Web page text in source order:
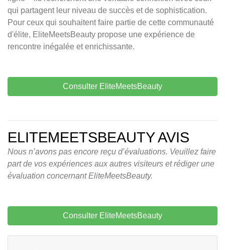
qui partagent leur niveau de succès et de sophistication.
Pour ceux qui souhaitent faire partie de cette communauté
d'élite, EliteMeetsBeauty propose une expérience de
rencontre inégalée et enrichissante.
Consulter EliteMeetsBeauty
ELITEMEETSBEAUTY AVIS
Nous n’avons pas encore reçu d’évaluations. Veuillez faire
part de vos expériences aux autres visiteurs et rédiger une
évaluation concernant EliteMeetsBeauty.
Consulter EliteMeetsBeauty